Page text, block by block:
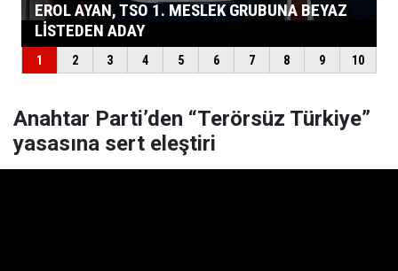
Anahtar Parti’den “Terörsüz Türkiye”
yasasına sert eleştiri